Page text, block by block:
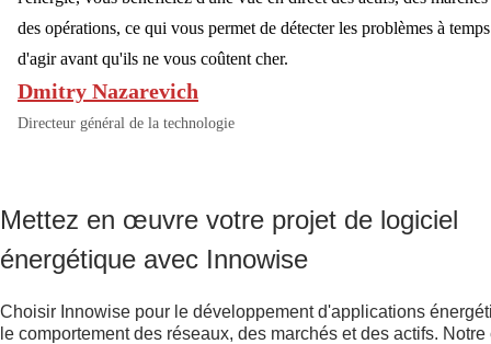
des opérations, ce qui vous permet de détecter les problèmes à
d'agir avant qu'ils ne vous coûtent cher.
Dmitry Nazarevich
Directeur général de la technologie
Mettez en œuvre votre projet de logiciel
énergétique avec Innowise
Choisir Innowise pour le développement d'applications
le comportement des réseaux, des marchés et des actifs.